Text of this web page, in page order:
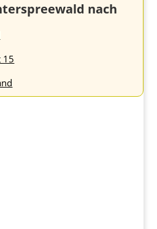
nach
15